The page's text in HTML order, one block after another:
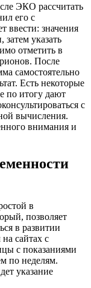
ЭКО рассчитать
его с
ввести: значения
указать
отметить в
После
самостоятельно
Есть некоторые
по итогу дают
с
вычисления.
внимания и
в
позволяет
в развитии
сайтах с
с показаниями
по неделям.
указание